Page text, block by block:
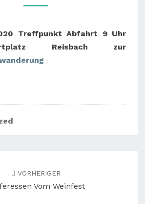
Treffpunkt Abfahrt 9 Uhr
Reisbach zur
VORHERIGER
Vom Weinfest